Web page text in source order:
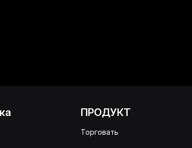
ПРОДУКТ
Торговать